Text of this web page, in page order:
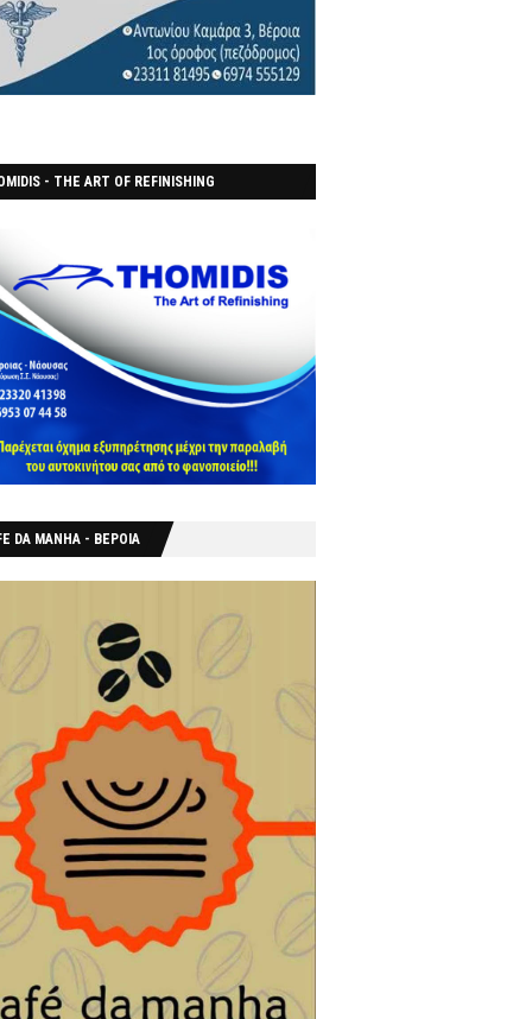
- THE ART OF REFINISHING
DA MANHA - ΒΕΡΟΙΑ